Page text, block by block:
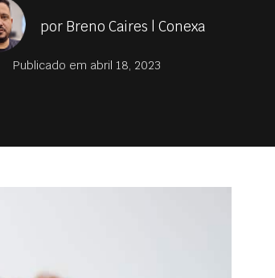
por Breno Caires | Conexa
Publicado em abril 18, 2023